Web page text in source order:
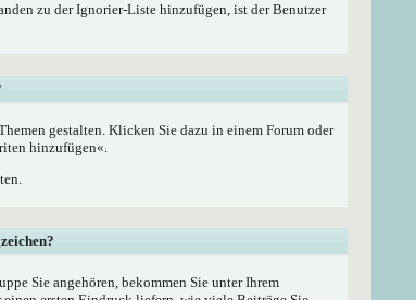
zu der Ignorier-Liste hinzufügen, ist der Benutzer
gestalten. Klicken Sie dazu in einem Forum oder
hinzufügen«.
Sie angehören, bekommen Sie unter Ihrem